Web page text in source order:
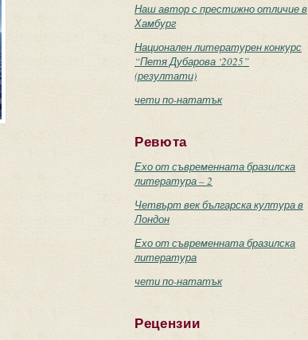
Наш автор с престижно отличие в
Хамбург
Национален литературен конкурс
“Петя Дубарова ‘2025”
(резултати)
чети по-нататък
Ревюта
Ехо от съвременната бразилска
литература – 2
Четвърт век българска култура в
Лондон
Ехо от съвременната бразилска
литература
чети по-нататък
Рецензии